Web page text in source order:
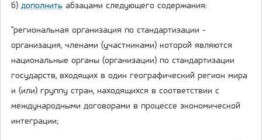
б) дополнить абзацами следующего содержания:
"региональная организация по стандартизации -
организация, членами (участниками) которой являются
национальные органы (организации) по стандартизации
государств, входящих в один географический регион мира
и (или) группу стран, находящихся в соответствии с
международными договорами в процессе экономической
интеграции;